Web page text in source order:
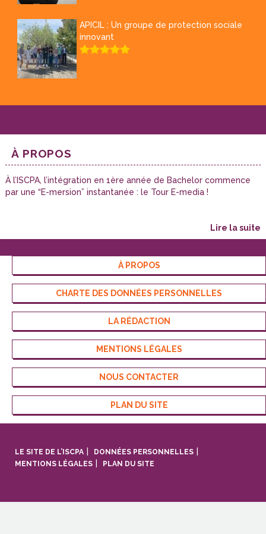
APICIL : Un groupe de protection sociale
innovant
À PROPOS
À l’ISCPA, l’intégration en 1ère année de Bachelor commence
par une “E-mersion” instantanée : le Tour E-media !
lire la suite
À PROPOS
CHARTE DES DONNÉES PERSONNELLES
LA RÉDACTION
MENTIONS LÉGALES
NOUS CONTACTER
PLAN DU SITE
LE SITE DE L’ISCPA
DONNÉES PERSONNELLES
MENTIONS LÉGALES
PLAN DU SITE